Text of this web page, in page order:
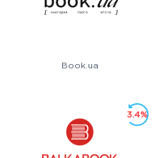
Book.ua
3.4%